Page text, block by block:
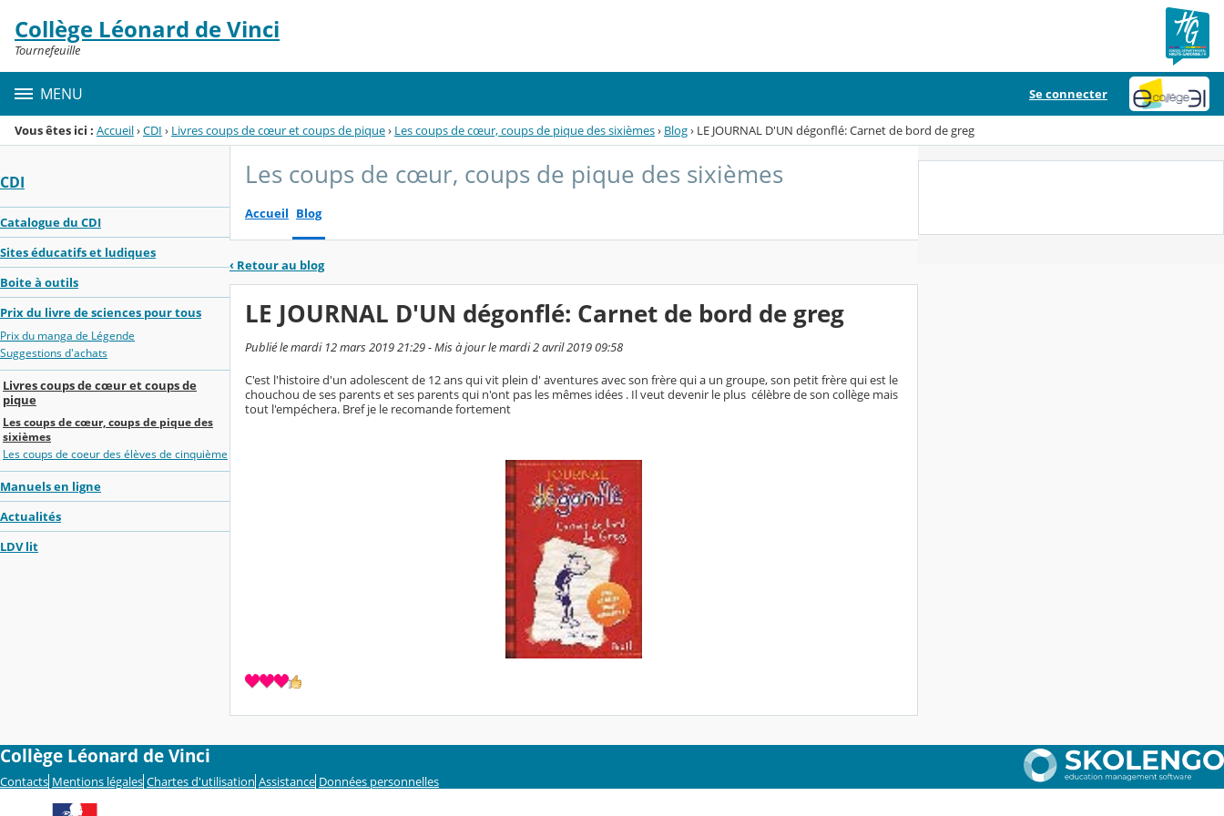
Menu de la rubrique
Contenu
Collège Léonard de Vinci
Tournefeuille
MENU Se connecter
Vous êtes ici : Accueil›CDI › Livres coups de cœur et coups de pique› Les coups de cœur, coups de pique des sixièmes› Blog› LE JOURNAL D'UN dégonflé: Carnet de bord de greg
CDI
Catalogue du CDI
Sites éducatifs et ludiques
Boite à outils
Prix du livre de sciences pour tous
Prix du manga de Légende
Suggestions d'achats
Livres coups de cœur et coups de
pique
Les coups de cœur, coups de pique des
sixièmes
Les coups de coeur des élèves de cinquième
Manuels en ligne
Actualités
LDV lit
Les coups de cœur, coups de pique des sixièmes
Accueil Blog
‹ Retour au blog
LE JOURNAL D'UN dégonflé: Carnet de bord de greg
Publié le mardi 12 mars 2019 21:29 - Mis à jour le mardi 2 avril 2019 09:58
C'est l'histoire d'un adolescent de 12 ans qui vit plein d' aventures avec son frère qui a un groupe, son petit frère qui est le
chouchou de ses parents et ses parents qui n'ont pas les mêmes idées . Il veut devenir le plus célèbre de son collège mais
tout l'empéchera. Bref je le recomande fortement
Collège Léonard de Vinci
Contacts Mentions légales Chartes d'utilisation Assistance Données personnelles